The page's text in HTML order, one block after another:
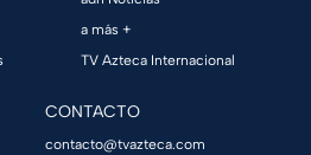
a más +
TV Azteca Internacional
CONTACTO
contacto@tvazteca.com